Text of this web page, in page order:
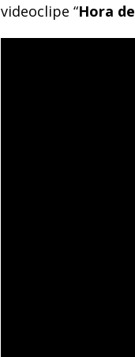
videoclipe “Hora de